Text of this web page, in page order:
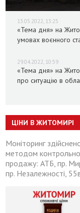
13.05.2022, 13:25
«Тема дня» на
умовах воєнного
29.04.2022, 10:59
«Тема дня» на
про ситуацію в
ЦІНИ В ЖИТОМИРІ
Моніторинг
методом
продажу: АТБ, пр.
пр. Незалежності,